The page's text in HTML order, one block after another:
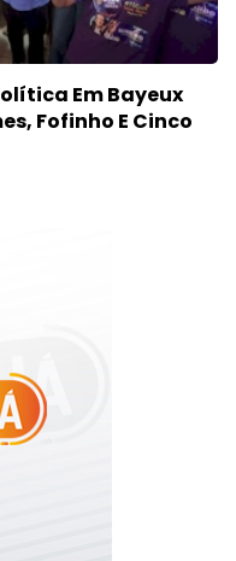
Em Bayeux
Fofinho E Cinco